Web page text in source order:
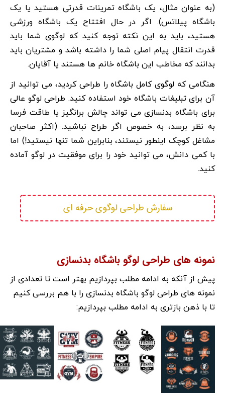
(به عنوان مثال، یک باشگاه تمرینات قدرتی هستید یا یک
باشگاه پیلاتس). اگر در حال افتتاح یک باشگاه ورزشی
هستید، باید به این نکته توجه کنید که لوگوی شما باید
قدرت انتقال پیام اصلی شما را داشته باشد و مشتریان باید
بدانند که مخاطب این باشگاه خانم ها هستند یا آقایان.
هنگامی که لوگوی کامل باشگاه را طراحی کردید، می توانید از
آن برای تبلیغات باشگاه خود استفاده کنید. طراحی لوگو عالی
برای باشگاه بدنسازی می تواند چالش برانگیز یا طاقت فرسا
به نظر برسد، به خصوص اگر طراح نباشید. (اکثر صاحبان
مشاغل کوچک اینطور نیستند، بنابراین شما تنها نیستید!) اما
با کمی دانش، می توانید خود را برای موفقیت در لوگو آماده
کنید.
سفارش طراحی لوگوی حرفه ای
نمونه های طراحی لوگو باشگاه بدنسازی
پیش از آنکه به ادامه مطلب بپردازیم بهتر است تا تعدادی از
نمونه های طراحی لوگو باشگاه بدنسازی را با هم بررسی کنیم
تا با ذهن بازتری به ادامه مطلب بپردازیم: